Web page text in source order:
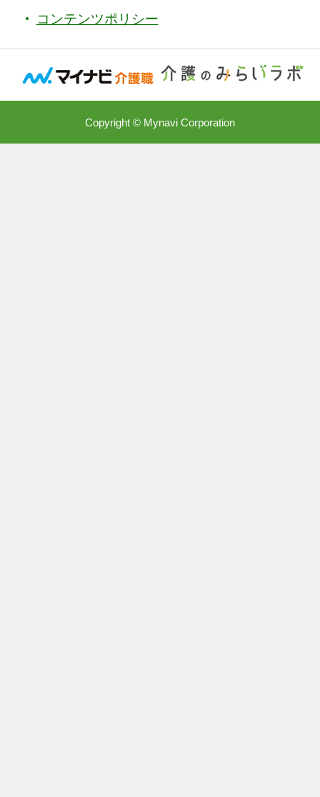
コンテンツポリシー
Copyright © Mynavi Corporation